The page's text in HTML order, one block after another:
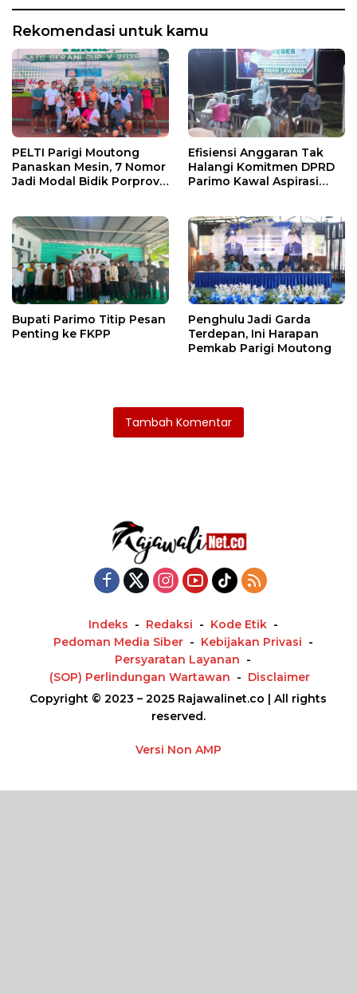
Rekomendasi untuk kamu
PELTI Parigi Moutong
Panaskan Mesin, 7 Nomor
Jadi Modal Bidik Porprov
Efisiensi Anggaran Tak
Halangi Komitmen DPRD
Parimo Kawal Aspirasi
Bupati Parimo Titip Pesan
Penting ke FKPP
Penghulu Jadi Garda
Terdepan, Ini Harapan
Pemkab Parigi Moutong
Tambah Komentar
Indeks Redaksi
Kode Etik
Pedoman Media Siber
Kebijakan Privasi
Persyaratan Layanan
(SOP) Perlindungan Wartawan
Disclaimer
Copyright © 2023 – 2025 Rajawalinet.co | All rights
reserved.
Versi Non AMP